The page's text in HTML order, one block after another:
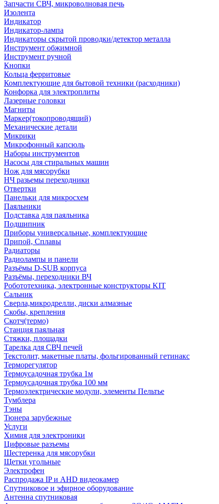
Запчасти СВЧ, микроволновая печь
Изолента
Индикатор
Индикатор-лампа
Индикаторы скрытой проводки/детектор металла
Инструмент обжимной
Инструмент ручной
Кнопки
Кольца ферритовые
Комплектующие для бытовой техники (расходники)
Конфорка для электроплиты
Лазерные головки
Магниты
Маркер(токопроводящий)
Механические детали
Микрики
Микрофонный капсюль
Наборы инструментов
Насосы для стиральных машин
Нож для мясорубки
НЧ разьемы переходники
Отвертки
Панельки для микросхем
Паяльники
Подставка для паяльника
Подшипник
Приборы универсальные, комплектующие
Припой, Сплавы
Радиаторы
Радиолампы и панели
Разъёмы D-SUB корпуса
Разъёмы, переходники ВЧ
Робототехника, электронные конструкторы KIT
Сальник
Сверла,микродрелли, диски алмазные
Скобы, крепления
Скотч(термо)
Станция паяльная
Стяжки, площадки
Тарелка для СВЧ печей
Текстолит, макетные платы, фольгированный гетинакс
Терморегулятор
Термоусадочная трубка 1м
Термоусадочная трубка 100 мм
Термоэлектрические модули, элементы Пельтье
Тумблера
Тэны
Тюнера зарубежные
Услуги
Химия для электроники
Цифровые разъемы
Шестеренка для мясорубки
Щетки угольные
Электрофен
Распродажа IP и AHD видеокамер
Спутниковое и эфирное оборудование
Антенна спутниковая